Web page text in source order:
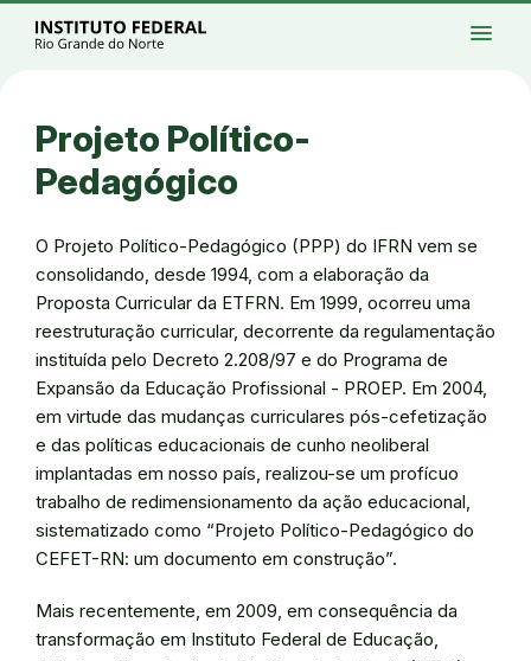
Ir para a página inicial
Ir para a busca
Alto contraste
Login da Área Administrativa
Acessibilidade
menu
Projeto Político-
Pedagógico
O Projeto Político-Pedagógico (PPP) do IFRN vem se
consolidando, desde 1994, com a elaboração da
Proposta Curricular da ETFRN. Em 1999, ocorreu uma
reestruturação curricular, decorrente da regulamentação
instituída pelo Decreto 2.208/97 e do Programa de
Expansão da Educação Profissional - PROEP. Em 2004,
em virtude das mudanças curriculares pós-cefetização
e das políticas educacionais de cunho neoliberal
implantadas em nosso país, realizou-se um profícuo
trabalho de redimensionamento da ação educacional,
sistematizado como “Projeto Político-Pedagógico do
CEFET-RN: um documento em construção”.
Mais recentemente, em 2009, em consequência da
transformação em Instituto Federal de Educação,